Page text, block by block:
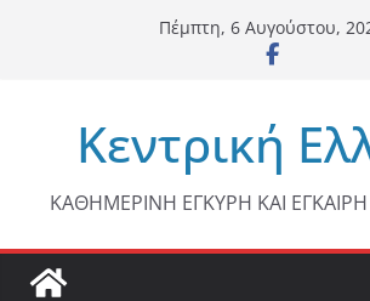
Πέμπτη, 6 Αυγούστου,
Κεντρική
ΚΑΘΗΜΕΡΙΝΗ ΕΓΚΥΡΗ ΚΑΙ